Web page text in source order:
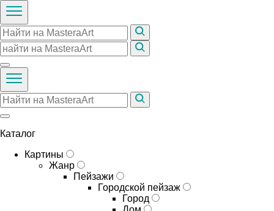
Каталог
Картины
Жанр
Пейзажи
Городской пейзаж
Город